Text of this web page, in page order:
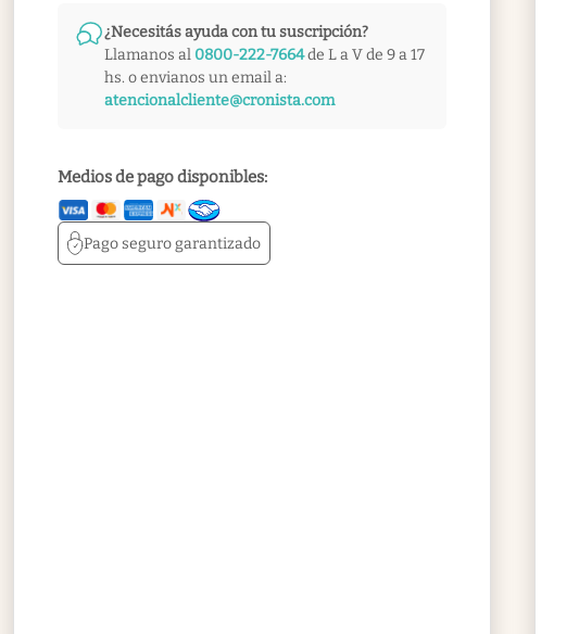
¿Necesitás ayuda con tu suscripción?
Llamanos al 0800-222-7664de L a V de 9 a 17
hs. o envianos un email a:
atencionalcliente@cronista.com
Medios de pago disponibles:
Pago segurogarantizado